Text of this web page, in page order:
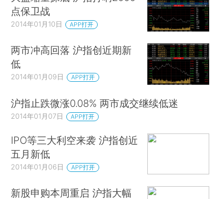
点保卫战
2014年01月10日 APP打开
两市冲高回落 沪指创近期新
低
2014年01月09日 APP打开
沪指止跌微涨0.08% 两市成交继续低迷
2014年01月07日 APP打开
IPO等三大利空来袭 沪指创近
五月新低
2014年01月06日 APP打开
新股申购本周重启 沪指大幅